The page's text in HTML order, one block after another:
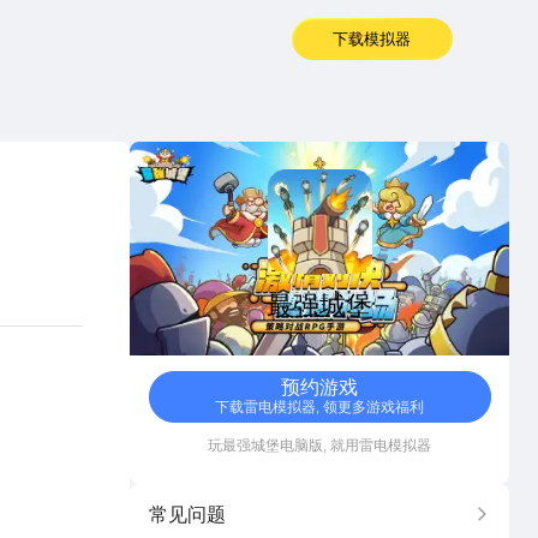
下载模拟器
最强城堡
最强城堡
塔防
预约游戏
下载雷电模拟器, 领更多游戏福利
玩最强城堡电脑版, 就用雷电模拟器
常见问题 更多